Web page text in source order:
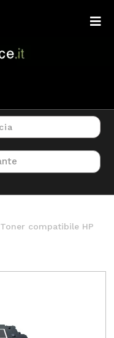
Toner compatibile HP